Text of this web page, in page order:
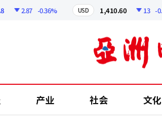
2.87 -0.36% USD 1,410.60 13 -0.92%
产业 社会 文化